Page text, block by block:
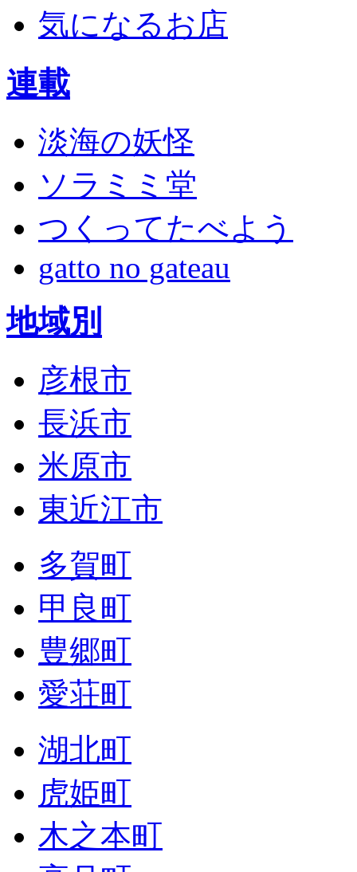
気になるお店
連載
淡海の妖怪
ソラミミ堂
つくってたべよう
gatto no gateau
地域別
彦根市
長浜市
米原市
東近江市
多賀町
甲良町
豊郷町
愛荘町
湖北町
虎姫町
木之本町